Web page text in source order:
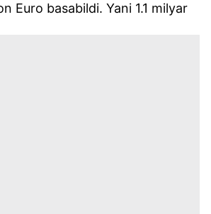
Euro basabildi. Yani 1.1 milyar